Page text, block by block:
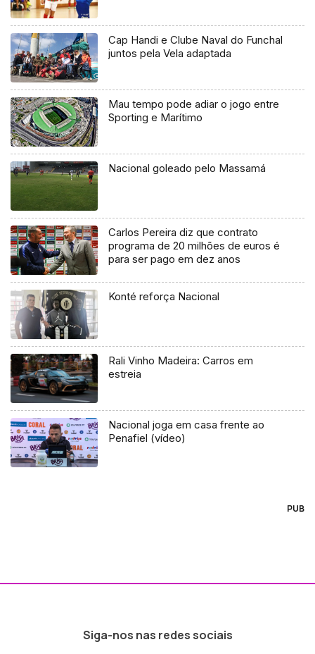
Cap Handi e Clube Naval do Funchal
juntos pela Vela adaptada
Mau tempo pode adiar o jogo entre
Sporting e Marítimo
Nacional goleado pelo Massamá
Carlos Pereira diz que contrato
programa de 20 milhões de euros é
para ser pago em dez anos
Konté reforça Nacional
Rali Vinho Madeira: Carros em
estreia
Nacional joga em casa frente ao
Penafiel (vídeo)
PUB
Siga-nos nas redes sociais